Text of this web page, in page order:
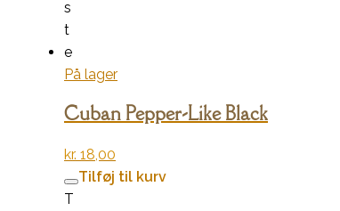
s
t
e
På lager
Cuban Pepper-Like Black
kr. 18,00
Tilføj til kurv
T